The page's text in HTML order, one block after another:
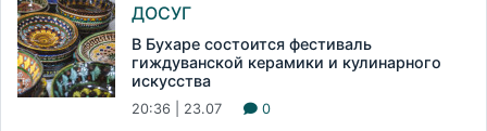
ДОСУГ
В Бухаре состоится фестиваль
гиждуванской керамики и кулинарного
искусства
20:36 | 23.07 0